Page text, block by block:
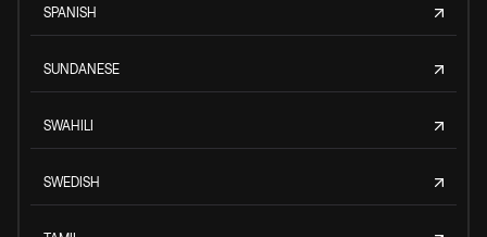
SPANISH
SUNDANESE
SWAHILI
SWEDISH